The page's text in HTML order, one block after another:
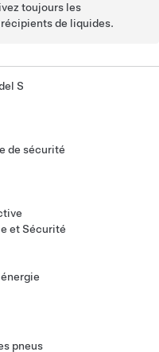
toujours les
de liquides.
S
de sécurité
et Sécurité
pneus